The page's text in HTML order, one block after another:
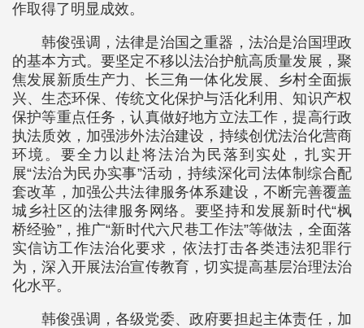
作取得了明显成效。
韩俊强调，法律是治国之重器，法治是治国理政
的基本方式。要坚定不移以法治护航高质量发展，聚
焦发展新质生产力、长三角一体化发展、乡村全面振
兴、生态环保、传统文化保护与活化利用、知识产权
保护等重点任务，认真做好地方立法工作，提高行政
执法质效，加强涉外法治建设，持续创优法治化营商
环境。要全力以赴将法治为民落到实处，扎实开
展“法治为民办实事”活动，持续深化司法体制综合配
套改革，加强公共法律服务体系建设，不断完善覆盖
城乡社区的法律服务网络。要坚持和发展新时代“枫
桥经验”，推广“新时代六尺巷工作法”等做法，全面落
实信访工作法治化要求，依法打击各类违法犯罪行
为，深入开展法治宣传教育，切实提高基层治理法治
化水平。
韩俊强调，各级党委、政府要担起主体责任，加